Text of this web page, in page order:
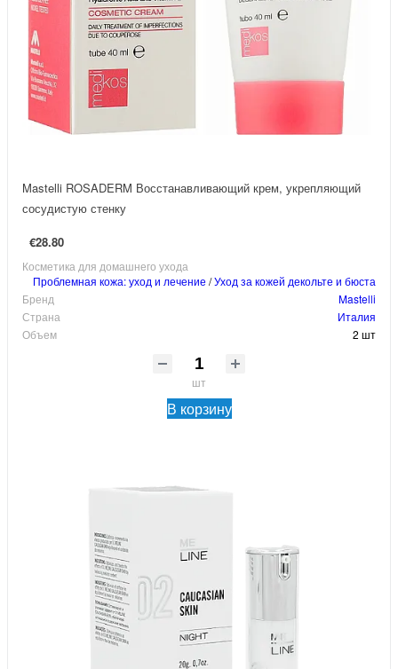
Mastelli ROSADERM Восстанавливающий крем, укрепляющий
сосудистую стенку
€28.80
Косметика для домашнего ухода
Проблемная кожа: уход и лечение /Уход за кожей декольте и бюста
Бренд
Mastelli
Страна
Италия
Объем
2 шт
шт
В корзину